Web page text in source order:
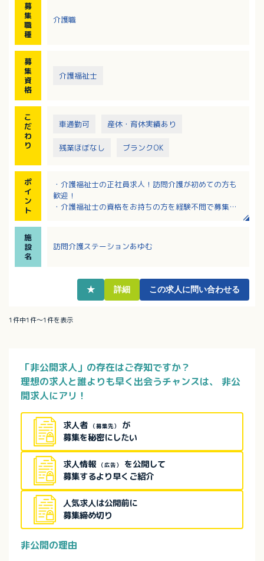
募
集
職
種
介護職
募
集
資
格
介護福祉士
こ
だ
わ
り
車通勤可 産休・育休実績あり
残業ほぼなし ブランクOK
ポ
イ
ン
ト
・介護福祉士の正社員求人！訪問介護が初めての方も
歓迎！
・介護福祉士の資格をお持ちの方を経験不問で募集し
時も安心！
・ご利用者様お一人おひとりの意思や人格を尊重し寄
施
設
名
訪問介護ステーションあゆむ
★ 詳細 この求人に問い合わせる
1件中1件～1件を表示
「非公開求人」の存在はご存知ですか？
理想の求人と誰よりも早く出会うチャンスは、
非公
開求人にアリ！
求人者 （募集先）
が
募集を秘密にしたい
求人情報 （広告）
を公開して
募集するより早くご紹介
人気求人は公開前に
募集締め切り
非公開の理由